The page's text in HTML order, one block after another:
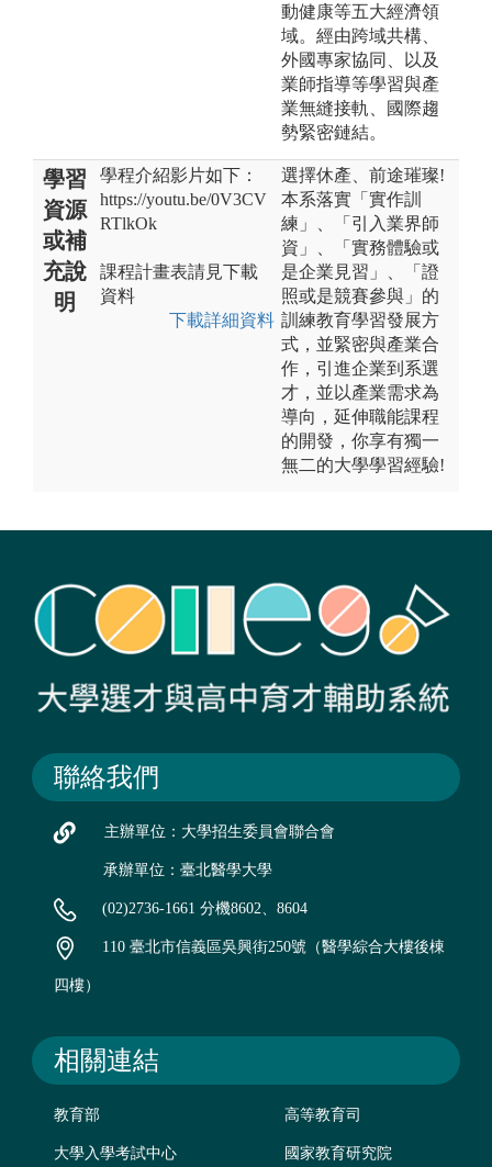
動健康等五大經濟領
域。經由跨域共構、
外國專家協同、以及
業師指導等學習與產
業無縫接軌、國際趨
勢緊密鏈結。
學習
資源
或補
充說
明
學程介紹影片如下：
https://youtu.be/0V3CV
RTlkOk
課程計畫表請見下載
資料
下載詳細資料
選擇休產、前途璀璨!
本系落實「實作訓
練」、「引入業界師
資」、「實務體驗或
是企業見習」、「證
照或是競賽參與」的
訓練教育學習發展方
式，並緊密與產業合
作，引進企業到系選
才，並以產業需求為
導向，延伸職能課程
的開發，你享有獨一
無二的大學學習經驗!
聯絡我們
主辦單位：大學招生委員會聯合會
承辦單位：臺北醫學大學
(02)2736-1661 分機8602、8604
110 臺北市信義區吳興街250號（醫學綜合大樓後棟
四樓）
相關連結
教育部 高等教育司
大學入學考試中心 國家教育研究院